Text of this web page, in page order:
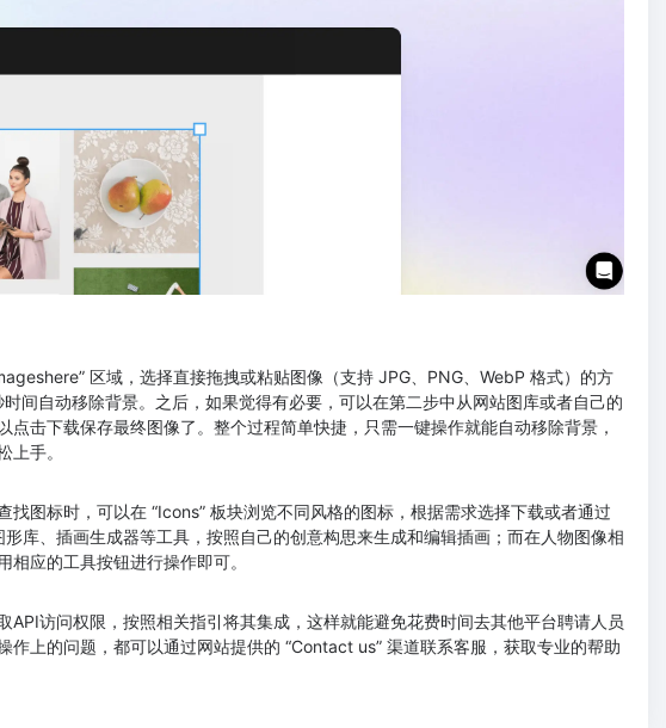
区域，选择直接拖拽或粘贴图像（支持 JPG、PNG、WebP 格式）的方
间自动移除背景。之后，如果觉得有必要，可以在第二步中从网站图库或者自己的
击下载保存最终图像了。整个过程简单快捷，只需一键操作就能自动移除背景，
手。
图标时，可以在 “Icons” 板块浏览不同风格的图标，根据需求选择下载或者通过
库、插画生成器等工具，按照自己的创意构思来生成和编辑插画；而在人物图像相
应的工具按钮进行操作即可。
访问权限，按照相关指引将其集成，这样就能避免花费时间去其他平台聘请人员
上的问题，都可以通过网站提供的 “Contact us” 渠道联系客服，获取专业的帮助